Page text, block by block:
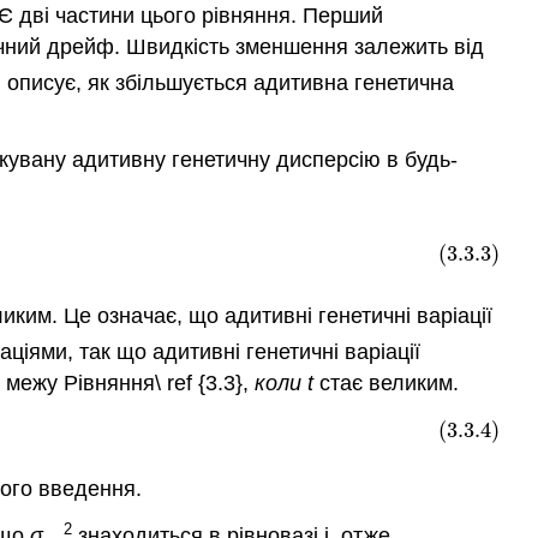
дві частини цього рівняння. Перший
дрейф. Швидкість зменшення залежить від
як збільшується адитивна генетична
адитивну генетичну дисперсію в будь-
(3.3.3)
Це означає, що адитивні генетичні варіації
так що адитивні генетичні варіації
межу Рівняння\ ref {3.3}, коли tстає великим.
(3.3.4)
введення.
2